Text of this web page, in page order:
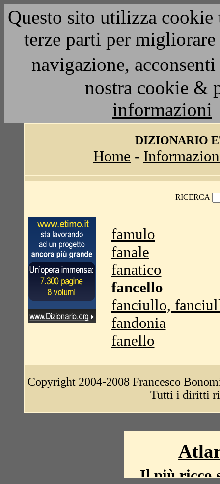
Questo sito utilizza
terze parti per
navigazione,
nostra cookie &
informazioni
DIZIONARIO
Home -
RICERCA
famulo
fanale
fanatico
fancello
fanciullo,
fandonia
fanello
Copyright 2004-2008 Francesco
Tutti i diritti
Il più ricco